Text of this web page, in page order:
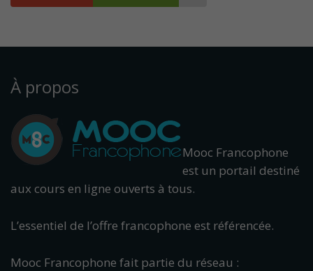
À propos
Mooc Francophone
est un portail destiné
aux cours en ligne ouverts à tous.
L’essentiel de l’offre francophone est référencée.
Mooc Francophone fait partie du réseau :